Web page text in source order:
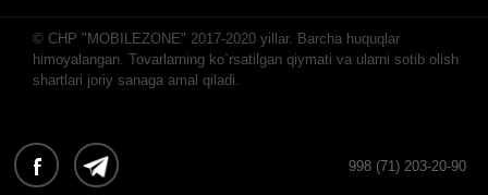
© CHP "MOBILEZONE" 2017-2020 yillar. Barcha huquqlar
himoyalangan. Tovarlarning ko`rsatilgan qiymati va ularni sotib olish
shartlari joriy sanaga amal qiladi.
998 (71) 203-20-90